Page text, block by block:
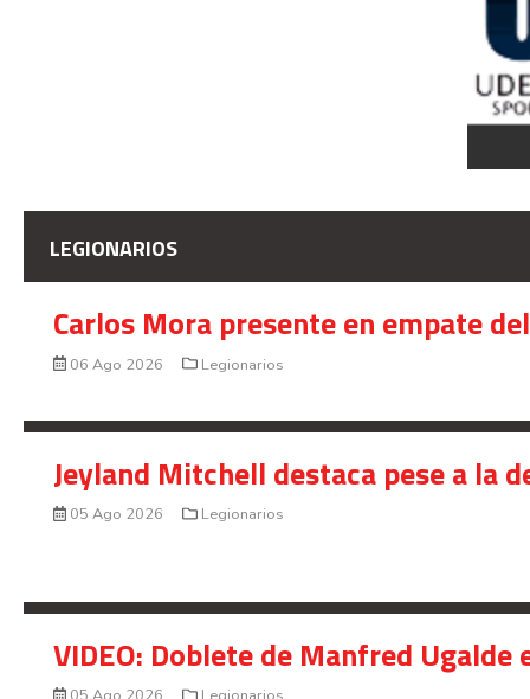
LEGIONARIOS
Carlos Mora presente en empate
06 Ago 2026 Legionarios
Jeyland Mitchell destaca pese a la
05 Ago 2026 Legionarios
VIDEO: Doblete de Manfred